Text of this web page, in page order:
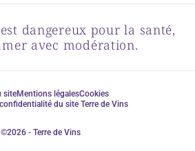
dangereux pour la santé,
avec modération.
siteMentions légalesCookies
du site Terre de Vins
©2026 - Terre de Vins